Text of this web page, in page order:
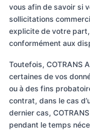
vous afin de savoir si
sollicitations
explicite de votre
conformément aux
Toutefois, COTRANS
certaines de vos
ou à des fins
contrat, dans le cas
dernier cas,
pendant le temps